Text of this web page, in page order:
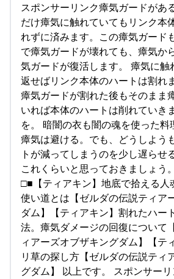
スポンサーリンク瘴気ガードがあ
だけ瘴気に触れていてもリンク本
れずに済みます。この瘴気ガード
で瘴気ガードが壊れても、瘴気か
気ガードが復活します。 瘴気に触
返せばリンク本体のハートは割れ
瘴気ガードが割れた後もそのまま
いれば本体のハートは削れていき
を。 暗闇の衣も闇の魂を使った料
瘴気は避ける。でも、どうしよう
トが減ってしまうのを少し遅らせ
これくらいと思っておきましょう
□■【ティアキン】地底で拾える人
使い道とは【ゼルダの伝説ティア
ダム】【ティアキン】割れたハー
法。瘴気ダメージの回復について
ィアーズオブザキングダム】【テ
リ草の探し方【ゼルダの伝説ティ
グダム】 以上です。 スポンサーリ